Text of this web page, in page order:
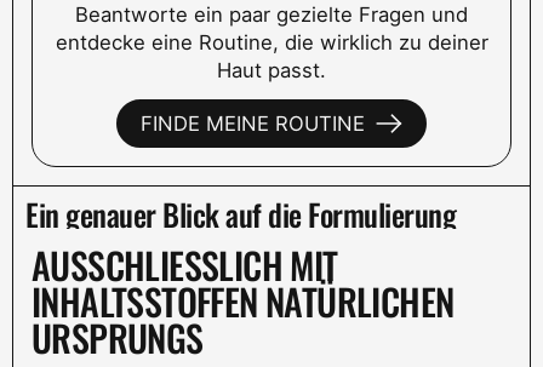
Beantworte ein paar gezielte Fragen und
entdecke eine Routine, die wirklich zu deiner
Haut passt.
FINDE MEINE ROUTINE
Ein genauer Blick auf die Formulierung
AUSSCHLIESSLICH MIT
INHALTSSTOFFEN NATÜRLICHEN
URSPRUNGS